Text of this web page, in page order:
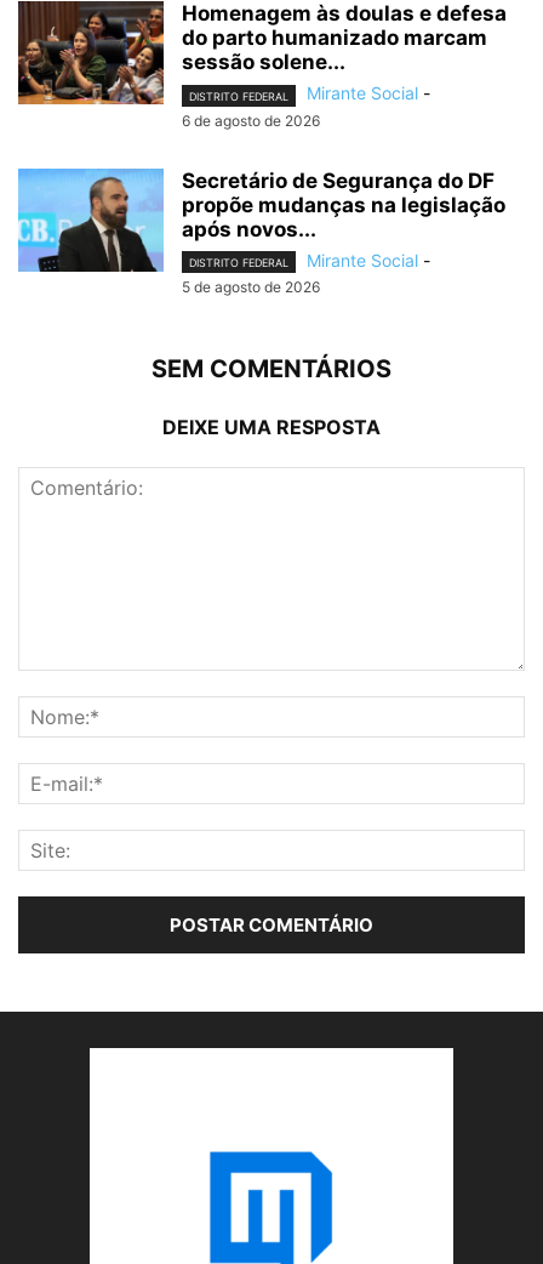
Homenagem às doulas e defesa
do parto humanizado marcam
sessão solene...
DISTRITO FEDERAL Mirante Social -
6 de agosto de 2026
Secretário de Segurança do DF
propõe mudanças na legislação
após novos...
DISTRITO FEDERAL Mirante Social -
5 de agosto de 2026
SEM COMENTÁRIOS
DEIXE UMA RESPOSTA